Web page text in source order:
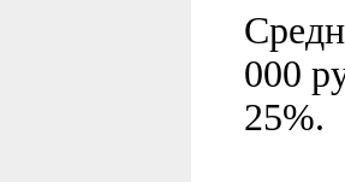
000
25%.